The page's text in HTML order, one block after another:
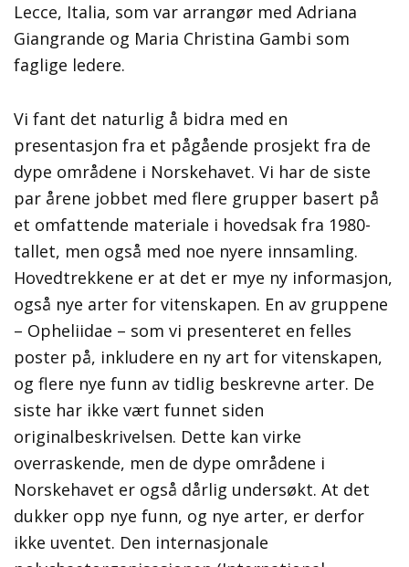
Lecce, Italia, som var arrangør med Adriana
Giangrande og Maria Christina Gambi som
faglige ledere.
Vi fant det naturlig å bidra med en
presentasjon fra et pågående prosjekt fra de
dype områdene i Norskehavet. Vi har de siste
par årene jobbet med flere grupper basert på
et omfattende materiale i hovedsak fra 1980-
tallet, men også med noe nyere innsamling.
Hovedtrekkene er at det er mye ny informasjon,
også nye arter for vitenskapen. En av gruppene
– Opheliidae – som vi presenteret en felles
poster på, inkludere en ny art for vitenskapen,
og flere nye funn av tidlig beskrevne arter. De
siste har ikke vært funnet siden
originalbeskrivelsen. Dette kan virke
overraskende, men de dype områdene i
Norskehavet er også dårlig undersøkt. At det
dukker opp nye funn, og nye arter, er derfor
ikke uventet. Den internasjonale